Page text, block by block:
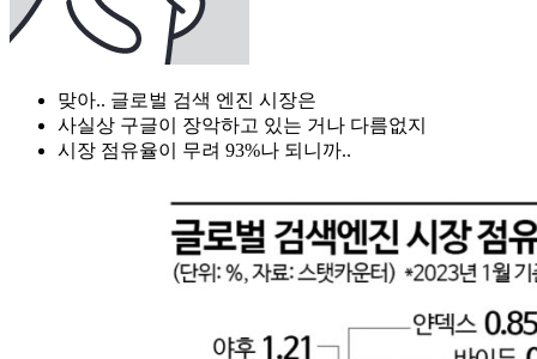
맞아.. 글로벌 검색 엔진 시장은
사실상 구글이 장악하고 있는 거나 다름없지
시장 점유율이 무려 93%나 되니까..